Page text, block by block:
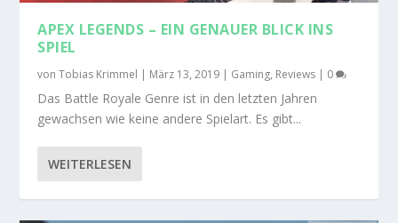
APEX LEGENDS – EIN GENAUER BLICK INS
SPIEL
vonTobias Krimmel | März 13, 2019 | Gaming, Reviews | 0
Das Battle Royale Genre ist in den letzten Jahren
gewachsen wie keine andere Spielart. Es gibt...
WEITERLESEN